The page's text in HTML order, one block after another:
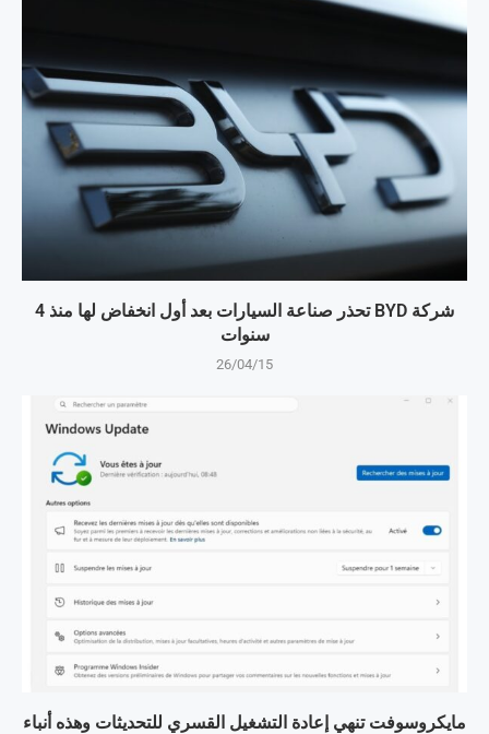
شركة BYD تحذر صناعة السيارات بعد أول انخفاض لها منذ 4
سنوات
26/04/15
مايكروسوفت تنهي إعادة التشغيل القسري للتحديثات وهذه أنباء